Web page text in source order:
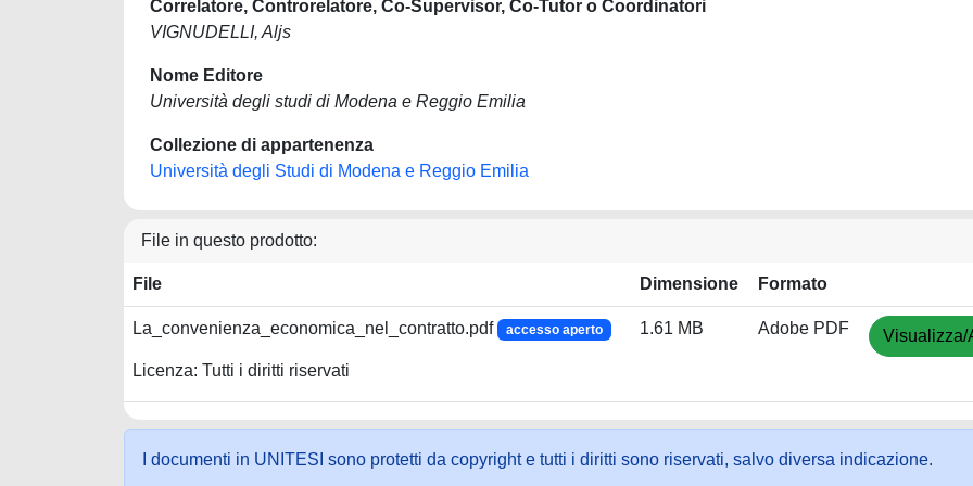
Correlatore, Controrelatore, Co-Supervisor, Co-Tutor o Coordinatori
VIGNUDELLI, Aljs
Nome Editore
Università degli studi di Modena e Reggio Emilia
Collezione di appartenenza
Università degli Studi di Modena e Reggio Emilia
File in questo prodotto:
File Dimensione Formato
La_convenienza_economica_nel_contratto.pdf accesso aperto
Licenza: Tutti i diritti riservati
1.61 MB Adobe PDF Visualizza/
I documenti in UNITESI sono protetti da copyright e tutti i diritti sono riservati, salvo diversa indicazione.